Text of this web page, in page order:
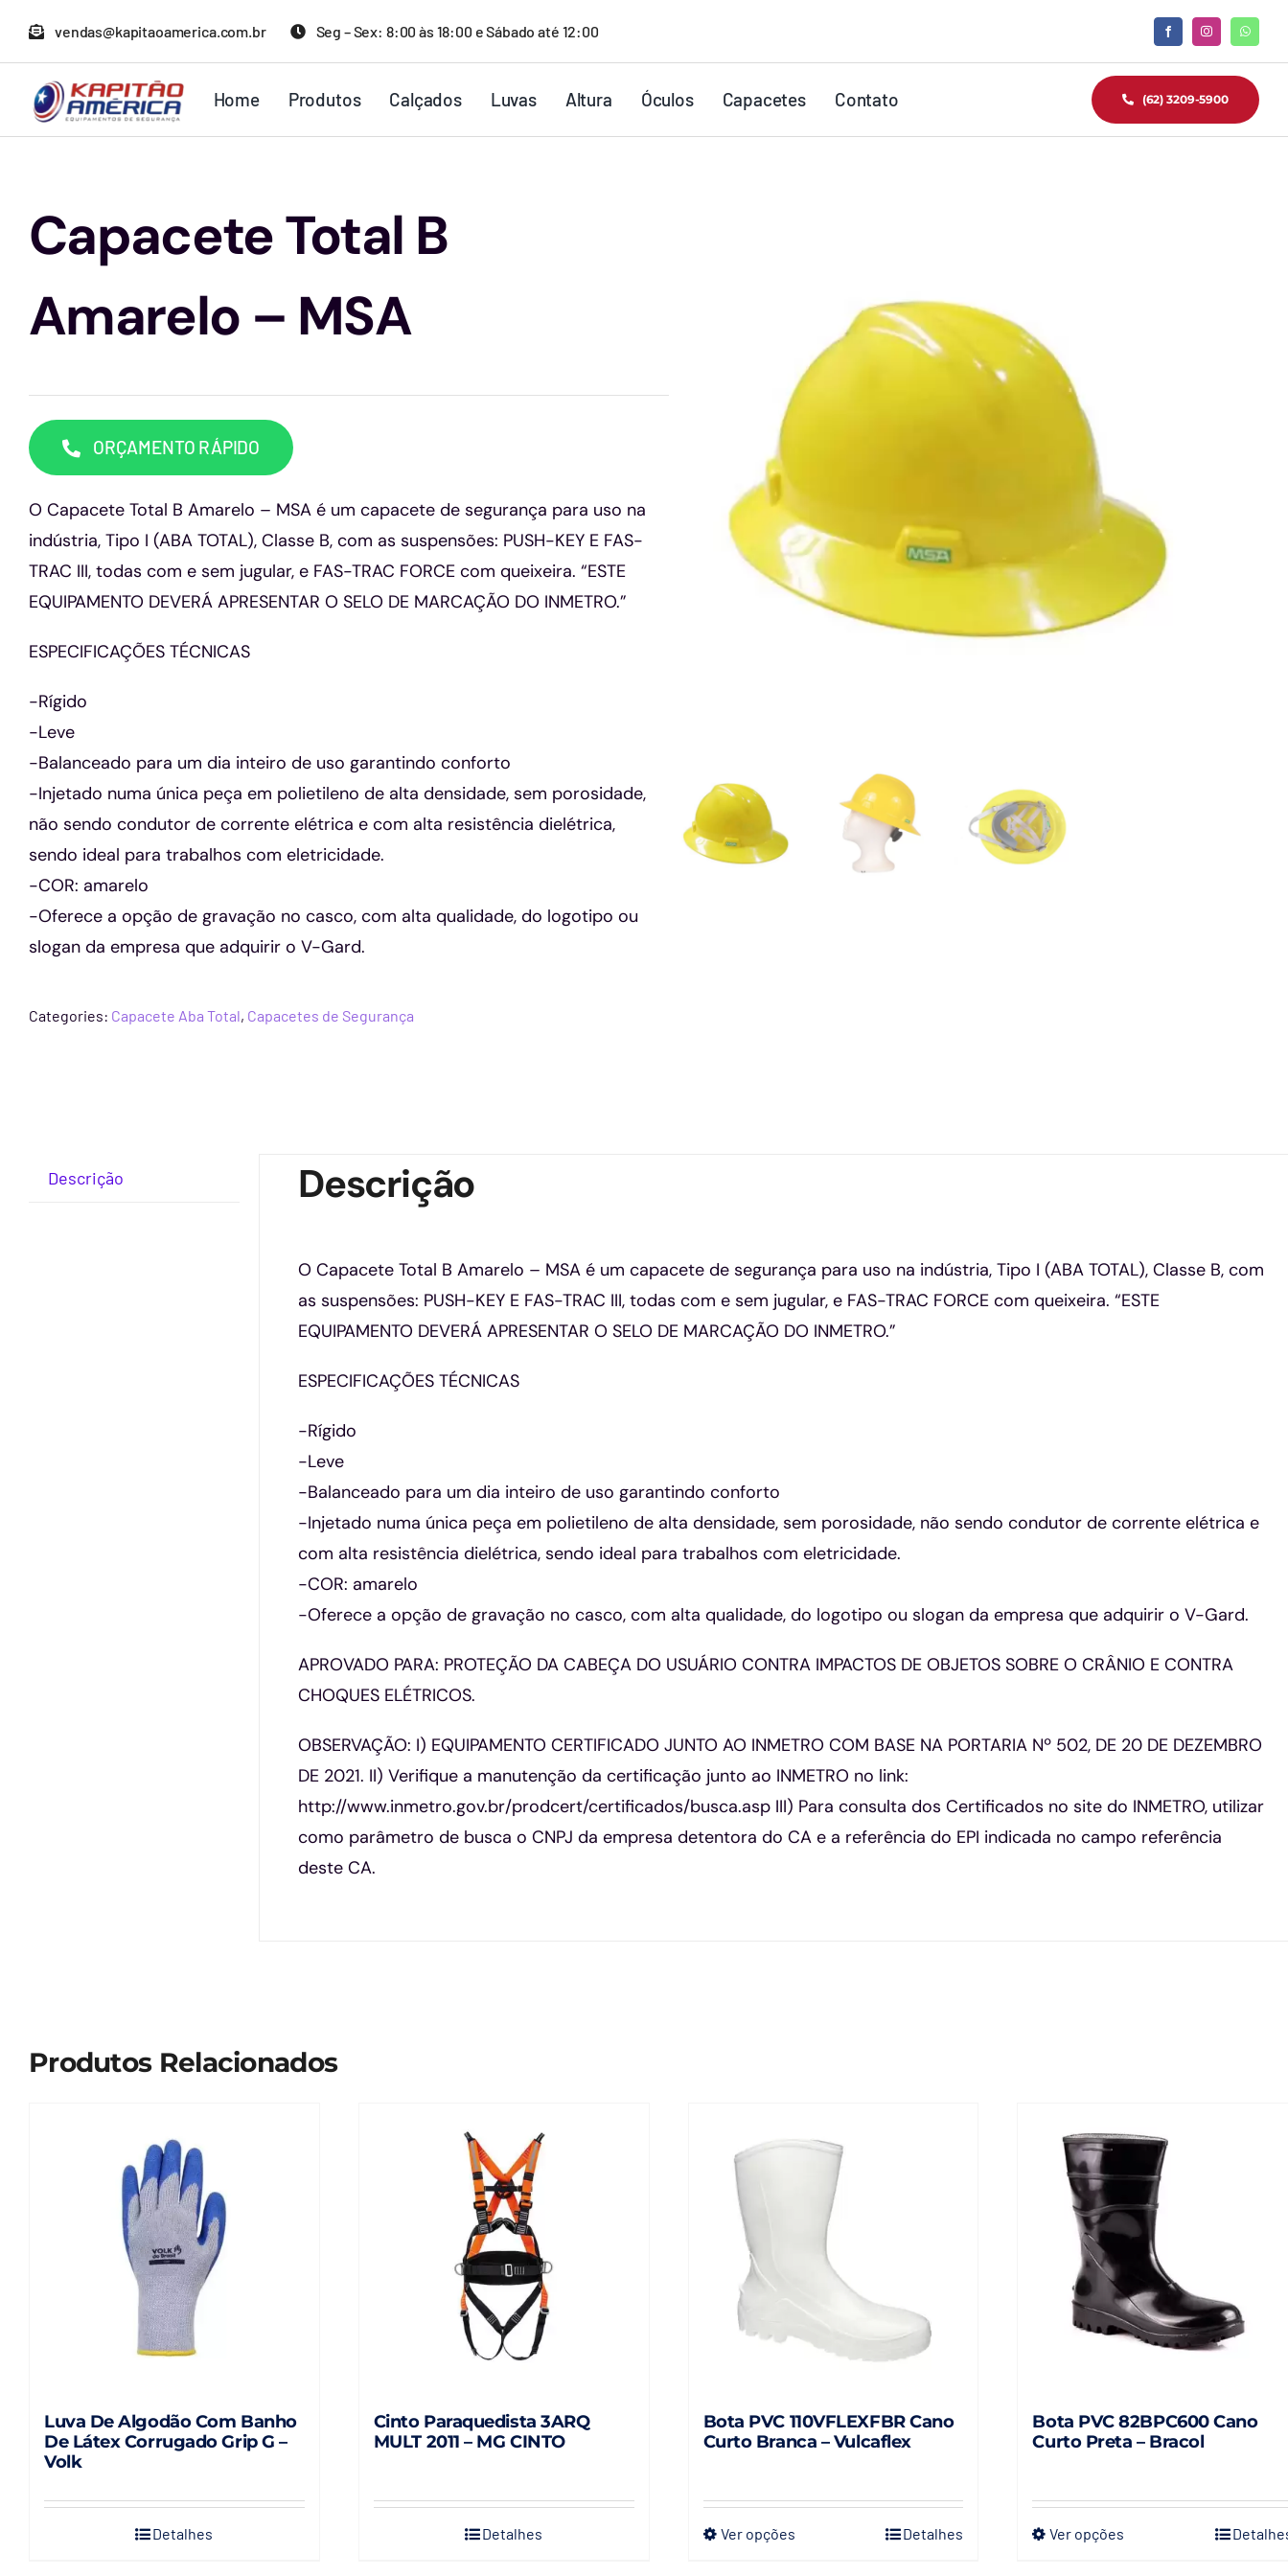
para
conteúdo
vendas@kapitaoamerica.com.br Seg – Sex: 8:00 às 18:00 e Sábado até 12:00
Home Produtos Calçados Luvas Altura Óculos Capacetes Contato (62) 3209-5900
Capacete Total B
Amarelo – MSA
ORÇAMENTO RÁPIDO
O Capacete Total B Amarelo – MSA é um capacete de segurança para uso na
indústria, Tipo I (ABA TOTAL), Classe B, com as suspensões: PUSH-KEY E FAS-
TRAC III, todas com e sem jugular, e FAS-TRAC FORCE com queixeira. “ESTE
EQUIPAMENTO DEVERÁ APRESENTAR O SELO DE MARCAÇÃO DO INMETRO.”
ESPECIFICAÇÕES TÉCNICAS
-Rígido
-Leve
-Balanceado para um dia inteiro de uso garantindo conforto
-Injetado numa única peça em polietileno de alta densidade, sem porosidade,
não sendo condutor de corrente elétrica e com alta resistência dielétrica,
sendo ideal para trabalhos com eletricidade.
-COR: amarelo
-Oferece a opção de gravação no casco, com alta qualidade, do logotipo ou
slogan da empresa que adquirir o V-Gard.
Categories: Capacete Aba Total, Capacetes de Segurança
Descrição Descrição
O Capacete Total B Amarelo – MSA é um capacete de segurança para uso na indústria, Tipo I (ABA TOTAL), Classe B, com
as suspensões: PUSH-KEY E FAS-TRAC III, todas com e sem jugular, e FAS-TRAC FORCE com queixeira. “ESTE
EQUIPAMENTO DEVERÁ APRESENTAR O SELO DE MARCAÇÃO DO INMETRO.”
ESPECIFICAÇÕES TÉCNICAS
-Rígido
-Leve
-Balanceado para um dia inteiro de uso garantindo conforto
-Injetado numa única peça em polietileno de alta densidade, sem porosidade, não sendo condutor de corrente elétrica e
com alta resistência dielétrica, sendo ideal para trabalhos com eletricidade.
-COR: amarelo
-Oferece a opção de gravação no casco, com alta qualidade, do logotipo ou slogan da empresa que adquirir o V-Gard.
APROVADO PARA: PROTEÇÃO DA CABEÇA DO USUÁRIO CONTRA IMPACTOS DE OBJETOS SOBRE O CRÂNIO E CONTRA
CHOQUES ELÉTRICOS.
OBSERVAÇÃO: I) EQUIPAMENTO CERTIFICADO JUNTO AO INMETRO COM BASE NA PORTARIA Nº 502, DE 20 DE DEZEMBRO
DE 2021. II) Verifique a manutenção da certificação junto ao INMETRO no link:
http://www.inmetro.gov.br/prodcert/certificados/busca.asp III) Para consulta dos Certificados no site do INMETRO, utilizar
como parâmetro de busca o CNPJ da empresa detentora do CA e a referência do EPI indicada no campo referência
deste CA.
Produtos Relacionados
Luva De Algodão Com Banho
De Látex Corrugado Grip G –
Volk
Detalhes
Cinto Paraquedista 3ARQ
MULT 2011 – MG CINTO
Detalhes
Bota PVC 110VFLEXFBR Cano
Curto Branca – Vulcaflex
Ver opçõesEste
Detalhes
Bota PVC 82BPC600 Cano
Curto Preta – Bracol
Ver opções